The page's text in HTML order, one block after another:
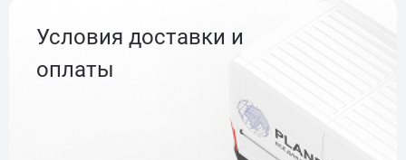
Условия доставки и
оплаты